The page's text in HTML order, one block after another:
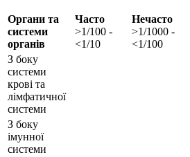
Органи та
системи
органів
Часто
>1/100 -
<1/10
Нечасто
>1/1000 -
<1/100
З боку
системи
крові та
лімфатичної
системи
З боку
імунної
системи